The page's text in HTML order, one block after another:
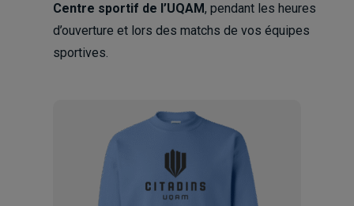
Centre sportif de l’UQAM, pendant lesheures
d’ouverture et lors desmatchs de vos équipes
sportives.